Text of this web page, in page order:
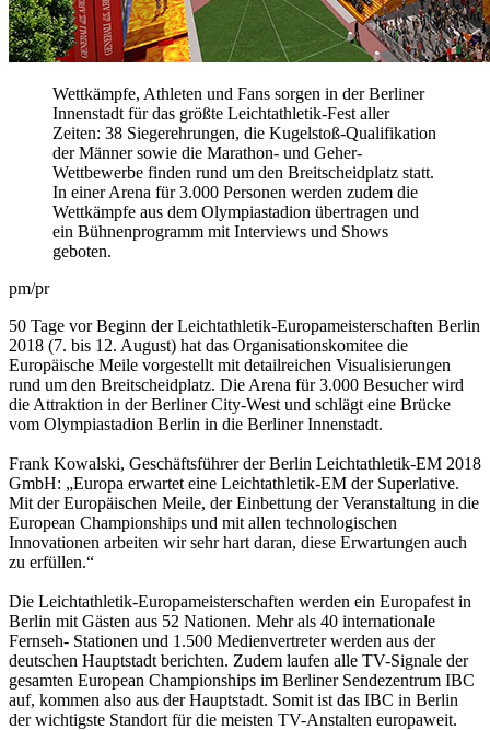
Wettkämpfe, Athleten und Fans sorgen in der Berliner
Innenstadt für das größte Leichtathletik-Fest aller
Zeiten: 38 Siegerehrungen, die Kugelstoß-Qualifikation
der Männer sowie die Marathon- und Geher-
Wettbewerbe finden rund um den Breitscheidplatz statt.
In einer Arena für 3.000 Personen werden zudem die
Wettkämpfe aus dem Olympiastadion übertragen und
ein Bühnenprogramm mit Interviews und Shows
geboten.
pm/pr
50 Tage vor Beginn der Leichtathletik-Europameisterschaften Berlin
2018 (7. bis 12. August) hat das Organisationskomitee die
Europäische Meile vorgestellt mit detailreichen Visualisierungen
rund um den Breitscheidplatz. Die Arena für 3.000 Besucher wird
die Attraktion in der Berliner City-West und schlägt eine Brücke
vom Olympiastadion Berlin in die Berliner Innenstadt.
Frank Kowalski, Geschäftsführer der Berlin Leichtathletik-EM 2018
GmbH: „Europa erwartet eine Leichtathletik-EM der Superlative.
Mit der Europäischen Meile, der Einbettung der Veranstaltung in die
European Championships und mit allen technologischen
Innovationen arbeiten wir sehr hart daran, diese Erwartungen auch
zu erfüllen.“
Die Leichtathletik-Europameisterschaften werden ein Europafest in
Berlin mit Gästen aus 52 Nationen. Mehr als 40 internationale
Fernseh- Stationen und 1.500 Medienvertreter werden aus der
deutschen Hauptstadt berichten. Zudem laufen alle TV-Signale der
gesamten European Championships im Berliner Sendezentrum IBC
auf, kommen also aus der Hauptstadt. Somit ist das IBC in Berlin
der wichtigste Standort für die meisten TV-Anstalten europaweit.